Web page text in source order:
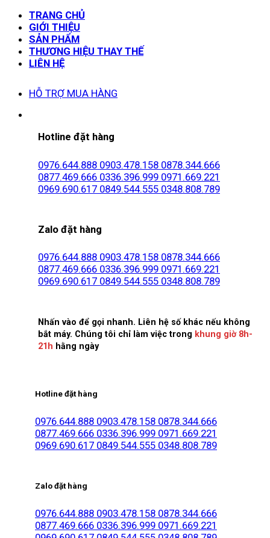
TRANG CHỦ
GIỚI THIỆU
SẢN PHẨM
THƯƠNG HIỆU THAY THẾ
LIÊN HỆ
HỖ TRỢ MUA HÀNG
Hotline đặt hàng
0976.644.888 0903.478.158 0878.344.666
0877.469.666 0336.396.999 0971.669.221
0969.690.617 0849.544.555 0348.808.789
Zalo đặt hàng
0976.644.888 0903.478.158 0878.344.666
0877.469.666 0336.396.999 0971.669.221
0969.690.617 0849.544.555 0348.808.789
Nhấn vào để gọi nhanh. Liên hệ số khác nếu không
bắt máy. Chúng tôi chỉ làm việc trong khung giờ 8h-
21h hằng ngày
Hotline đặt hàng
0976.644.888 0903.478.158 0878.344.666
0877.469.666 0336.396.999 0971.669.221
0969.690.617 0849.544.555 0348.808.789
Zalo đặt hàng
0976.644.888 0903.478.158 0878.344.666
0877.469.666 0336.396.999 0971.669.221